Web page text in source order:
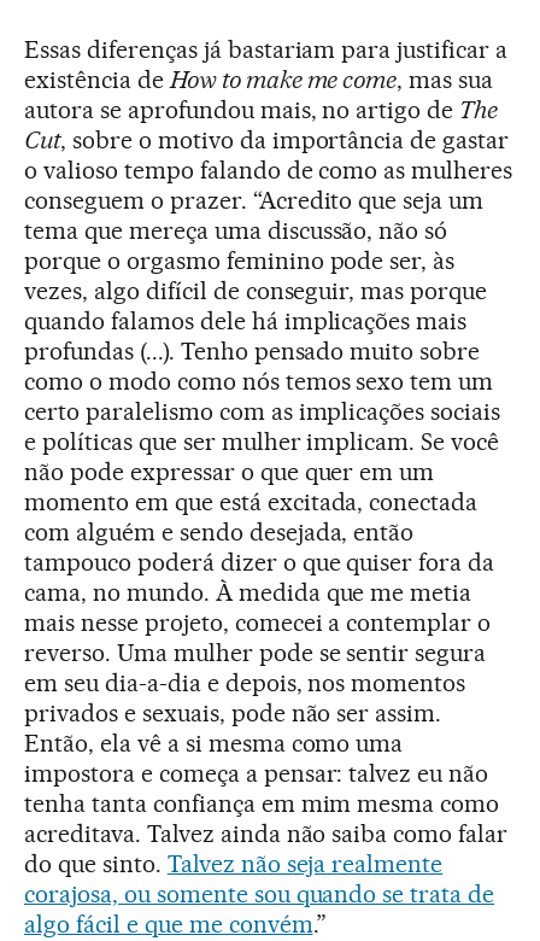
Essas diferenças já bastariam para justificar a
existência deHow to make me come, mas sua
autora se aprofundou mais, no artigo de The
Cut, sobre o motivo da importância de gastar
o valioso tempo falando de como as mulheres
conseguem o prazer. “Acredito que seja um
tema que mereça uma discussão, não só
porque o orgasmo feminino pode ser, às
vezes, algo difícil de conseguir, mas porque
quando falamos dele há implicações mais
profundas (...). Tenho pensado muito sobre
como o modo como nós temos sexo tem um
certo paralelismo com as implicações sociais
e políticas que ser mulher implicam. Se você
não pode expressar o que quer em um
momento em que está excitada, conectada
com alguém e sendo desejada, então
tampouco poderá dizer o que quiser fora da
cama, no mundo. À medida que me metia
mais nesse projeto, comecei a contemplar o
reverso. Uma mulher pode se sentir segura
em seu dia-a-dia e depois, nos momentos
privados e sexuais, pode não ser assim.
Então, ela vê a si mesma como uma
impostora e começa a pensar: talvez eu não
tenha tanta confiança em mim mesma como
acreditava. Talvez ainda não saiba como falar
do que sinto. Talvez não seja realmente
corajosa, ou somente sou quando se trata de
algo fácil e que me convém.”